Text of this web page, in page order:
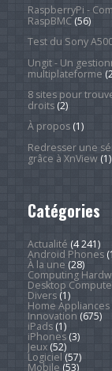
RaspberryPi -
RaspBMC(56)
Test du Sony
Ungit - Un
multiplateforme
8 sites pour
droits(2)
À propos(1)
Redresser une
grâce à XnView(1)
Catégories
Actualité (4 241)
Android Phones
À la une (28)
Computing
Desktop
Divers(1)
Home Appliances
Innovation (675)
iPads(1)
iPhones(3)
Jeux(52)
Logiciel (57)
Mobile (53)